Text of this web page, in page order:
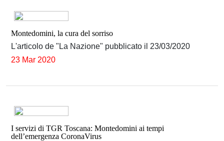
Montedomini, la cura del sorriso
L'articolo de "La Nazione" pubblicato il 23/03/2020
23 Mar 2020
I servizi di TGR Toscana: Montedomini ai tempi
dell’emergenza CoronaVirus